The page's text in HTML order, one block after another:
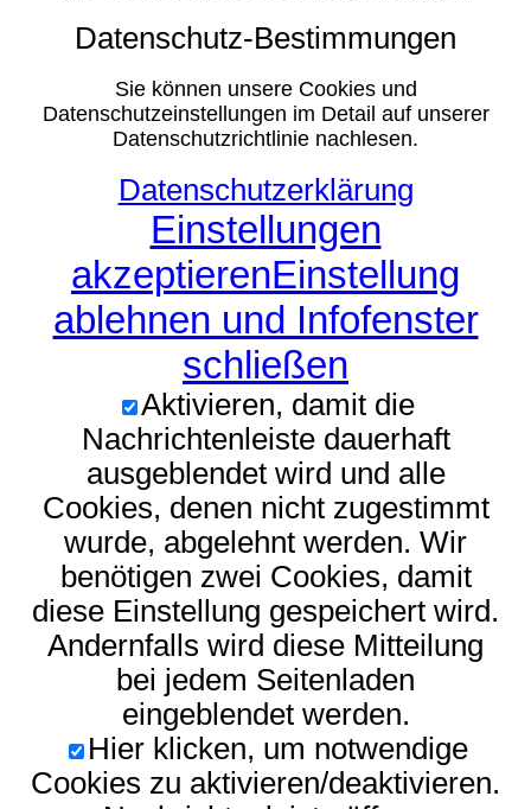
Datenschutz-Bestimmungen
Sie können unsere Cookies und
Datenschutzeinstellungen im Detail auf unserer
Datenschutzrichtlinie nachlesen.
Datenschutzerklärung
Einstellungen
akzeptierenEinstellung
ablehnen und Infofenster
schließen
Aktivieren, damit die
Nachrichtenleiste dauerhaft
ausgeblendet wird und alle
Cookies, denen nicht zugestimmt
wurde, abgelehnt werden. Wir
benötigen zwei Cookies, damit
diese Einstellung gespeichert wird.
Andernfalls wird diese Mitteilung
bei jedem Seitenladen
eingeblendet werden.
Hier klicken, um notwendige
Cookies zu aktivieren/deaktivieren.